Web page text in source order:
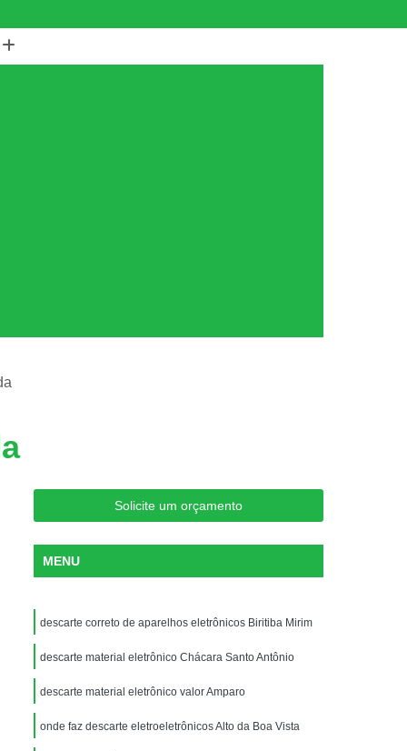
Dados
Destruição de Dados Segura
Destruição de Equipamentos Dados
de Dados
Destruição de Documento
Documentos Administrativos
Destruição Documentos Contabilísticos
Destruição Documentos Públicos
Recolha e Destruição de Documentos
Solicite um orçamento
MENU
descarte correto de aparelhos eletrônicos Biritiba Mirim
descarte material eletrônico Chácara Santo Antônio
descarte material eletrônico valor Amparo
onde faz descarte eletroeletrônicos Alto da Boa Vista